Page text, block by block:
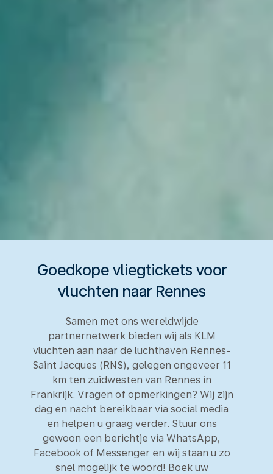
Goedkope vliegtickets voor
vluchten naar Rennes
Samen met ons wereldwijde
partnernetwerk bieden wij als KLM
vluchten aan naar de luchthaven Rennes-
Saint Jacques (RNS), gelegen ongeveer 11
km ten zuidwesten van Rennes in
Frankrijk. Vragen of opmerkingen? Wij zijn
dag en nacht bereikbaar via social media
en helpen u graag verder. Stuur ons
gewoon een berichtje via WhatsApp,
Facebook of Messenger en wij staan u zo
snel mogelijk te woord! Boek uw